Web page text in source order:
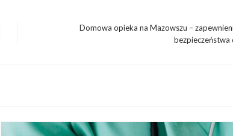
Domowa opieka na Mazowszu –
bezpieczeństwa